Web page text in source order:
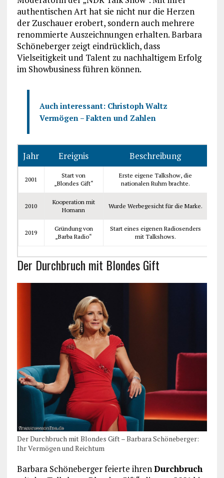
authentischen Art hat sie nicht nur die Herzen
der Zuschauer erobert, sondern auch mehrere
renommierte Auszeichnungen erhalten. Barbara
Schöneberger zeigt eindrücklich, dass
Vielseitigkeit und Talent zu nachhaltigem Erfolg
im Showbusiness führen können.
Auch interessant: Christoph Waltz
Vermögen – Fakten und Zahlen
Jahr Ereignis Beschreibung
2001
Start von
„Blondes Gift“
Erste eigene Talkshow, die
nationalen Ruhm brachte.
2010
Kooperation mit
Homann
Wurde Werbegesicht für die Marke.
2019
Gründung von
„Barba Radio“
Start eines eigenen Radiosenders
mit Talkshows.
Der Durchbruch mit Blondes Gift
Der Durchbruch mit Blondes Gift – Barbara Schöneberger:
Ihr Vermögen und Reichtum
Barbara Schöneberger feierte ihrenDurchbruch